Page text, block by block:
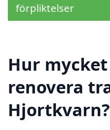
förpliktelser
Hur
renovera
Hjortkvarn?